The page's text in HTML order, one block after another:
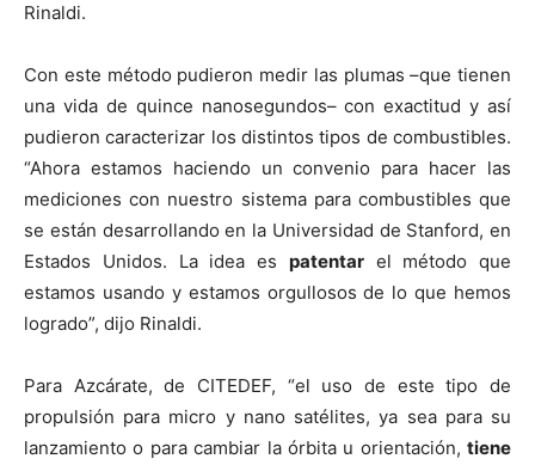
Rinaldi.
Con este método pudieron medir las plumas –que tienen
una vida de quince nanosegundos– con exactitud y así
pudieron caracterizar los distintos tipos de combustibles.
“Ahora estamos haciendo un convenio para hacer las
mediciones con nuestro sistema para combustibles que
se están desarrollando en la Universidad de Stanford, en
Estados Unidos. La idea es patentarel método que
estamos usando y estamos orgullosos de lo que hemos
logrado”, dijo Rinaldi.
Para Azcárate, de CITEDEF, “el uso de este tipo de
propulsión para micro y nano satélites, ya sea para su
lanzamiento o para cambiar la órbita u orientación, tiene